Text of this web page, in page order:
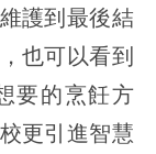
護到最後結
也可以看到
要的烹飪方
更引進智慧